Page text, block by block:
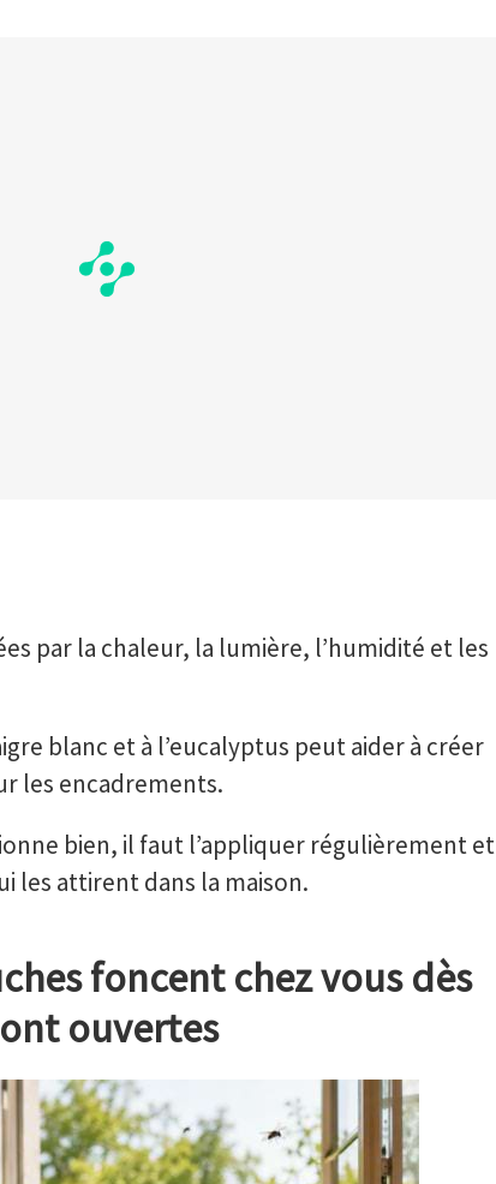
par la chaleur, la lumière, l’humidité et les
blanc et à l’eucalyptus peut aider à créer
les encadrements.
bien, il faut l’appliquer régulièrement et
les attirent dans la maison.
foncent chez vous dès
ouvertes